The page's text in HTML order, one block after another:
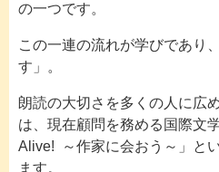
の一つです。
この一連の流れが学びであり
す」。
朗読の大切さを多くの人に広
は、現在顧問を務める国際文
Alive! ～作家に会おう～」と
ます。